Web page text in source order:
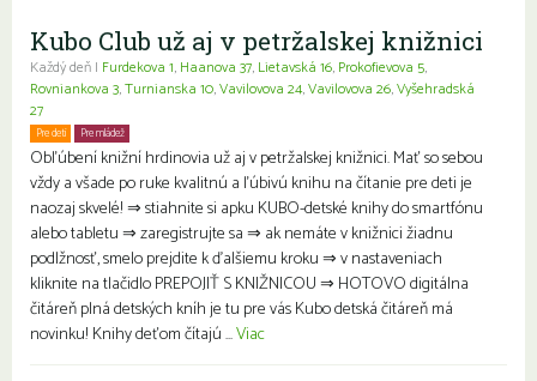
Kubo Club už aj v petržalskej knižnici
Každý deň | Furdekova 1, Haanova 37, Lietavská 16, Prokofievova 5,
Rovniankova 3,Turnianska 10,Vavilovova 24,Vavilovova 26,Vyšehradská
27
Pre deti Pre mládež
Obľúbení knižní hrdinovia už aj v petržalskej knižnici. Mať so sebou
vždy a všade po ruke kvalitnú a ľúbivú knihu na čítanie pre deti je
naozaj skvelé! ⇒ stiahnite si apku KUBO-detské knihy do smartfónu
alebo tabletu ⇒ zaregistrujte sa ⇒ ak nemáte v knižnici žiadnu
podlžnosť, smelo prejdite k ďalšiemu kroku ⇒ v nastaveniach
kliknite na tlačidlo PREPOJIŤ S KNIŽNICOU ⇒ HOTOVO digitálna
čitáreň plná detských kníh je tu pre vás Kubo detská čitáreň má
novinku! Knihy deťom čítajú ...Viac